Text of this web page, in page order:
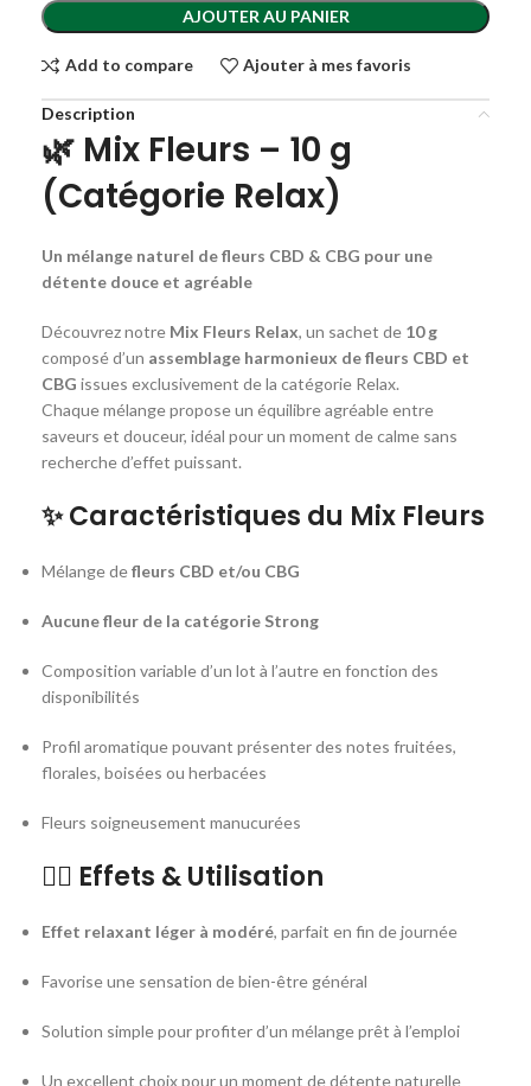
AJOUTER AU PANIER
Add to compare Ajouter à mes favoris
Description
🌿 Mix Fleurs – 10 g
(Catégorie Relax)
Un mélange naturel de fleurs CBD & CBG pour une
détente douce et agréable
Découvrez notre Mix Fleurs Relax, un sachet de 10 g
composé d’un assemblage harmonieux de fleurs CBD et
CBG issues exclusivement de la catégorie Relax.
Chaque mélange propose un équilibre agréable entre
saveurs et douceur, idéal pour un moment de calme sans
recherche d’effet puissant.
✨Caractéristiques du Mix Fleurs
Mélange defleurs CBD et/ou CBG
Aucune fleur de la catégorie Strong
Composition variable d’un lot à l’autre en fonction des
disponibilités
Profil aromatique pouvant présenter des notes fruitées,
florales, boisées ou herbacées
Fleurs soigneusement manucurées
🧘‍♂️ Effets & Utilisation
Effet relaxant léger à modéré, parfait en fin de journée
Favorise une sensation de bien-être général
Solution simple pour profiter d’un mélange prêt à l’emploi
Un excellent choix pour un moment de détente naturelle